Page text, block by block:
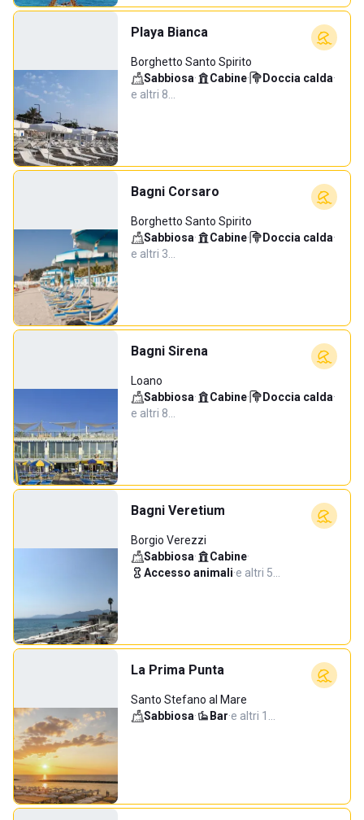
Playa Bianca
Borghetto Santo Spirito
Sabbiosa· Cabine· Doccia calda·
e altri 8…
Bagni Corsaro
Borghetto Santo Spirito
Sabbiosa· Cabine· Doccia calda·
e altri 3…
Bagni Sirena
Loano
Sabbiosa· Cabine· Doccia calda·
e altri 8…
Bagni Veretium
Borgio Verezzi
Sabbiosa· Cabine·
Accesso animali·e altri 5…
La Prima Punta
Santo Stefano al Mare
Sabbiosa· Bar·e altri 1…